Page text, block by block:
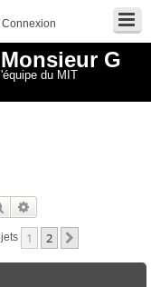
Connexion
G
du MIT
Rechercher
1 2